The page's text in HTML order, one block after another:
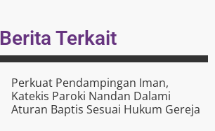
Berita Terkait
Perkuat Pendampingan Iman,
Katekis Paroki Nandan Dalami
Aturan Baptis Sesuai Hukum Gereja